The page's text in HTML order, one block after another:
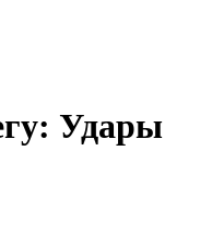
Удары